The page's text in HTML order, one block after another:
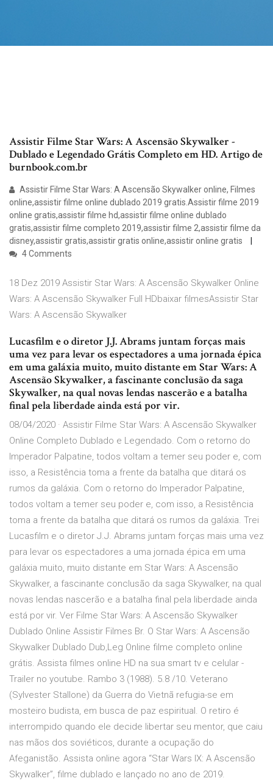
Assistir Filme Star Wars: A Ascensão Skywalker -
Dublado e Legendado Grátis Completo em HD. Artigo de
burnbook.com.br
Assistir Filme Star Wars: A Ascensão Skywalker online, Filmes
online,assistir filme online dublado 2019 gratis.Assistir filme 2019
online gratis,assistir filme hd,assistir filme online dublado
gratis,assistir filme completo 2019,assistir filme 2,assistir filme da
disney,assistir gratis,assistir gratis online,assistir online gratis
4 Comments
18 Dez 2019 Assistir Star Wars: A Ascensão Skywalker Online
Wars: A Ascensão Skywalker Full HDbaixar filmesAssistir Star
Wars: A Ascensão Skywalker
Lucasfilm e o diretor J.J. Abrams juntam forças mais
uma vez para levar os espectadores a uma jornada épica
em uma galáxia muito, muito distante em Star Wars: A
Ascensão Skywalker, a fascinante conclusão da saga
Skywalker, na qual novas lendas nascerão e a batalha
final pela liberdade ainda está por vir.
08/04/2020 · Assistir Filme Star Wars: A Ascensão Skywalker
Online Completo Dublado e Legendado. Com o retorno do
Imperador Palpatine, todos voltam a temer seu poder e, com
isso, a Resistência toma a frente da batalha que ditará os
rumos da galáxia. Com o retorno do Imperador Palpatine,
todos voltam a temer seu poder e, com isso, a Resistência
toma a frente da batalha que ditará os rumos da galáxia. Trei
Lucasfilm e o diretor J.J. Abrams juntam forças mais uma vez
para levar os espectadores a uma jornada épica em uma
galáxia muito, muito distante em Star Wars: A Ascensão
Skywalker, a fascinante conclusão da saga Skywalker, na qual
novas lendas nascerão e a batalha final pela liberdade ainda
está por vir. Ver Filme Star Wars: A Ascensão Skywalker
Dublado Online Assistir Filmes Br. O Star Wars: A Ascensão
Skywalker Dublado Dub,Leg Online filme completo online
grátis. Assista filmes online HD na sua smart tv e celular -
Trailer no youtube. Rambo 3 (1988). 5.8 /10. Veterano
(Sylvester Stallone) da Guerra do Vietnã refugia-se em
mosteiro budista, em busca de paz espiritual. O retiro é
interrompido quando ele decide libertar seu mentor, que caiu
nas mãos dos soviéticos, durante a ocupação do
Afeganistão. Assista online agora “Star Wars IX: A Ascensão
Skywalker”, filme dublado e lançado no ano de 2019.